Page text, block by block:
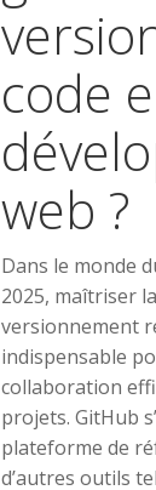
code
web ?
Dans le monde
2025, maîtriser
versionnement
indispensable
collaboration
projets. GitHub
plateforme de
d’autres outils